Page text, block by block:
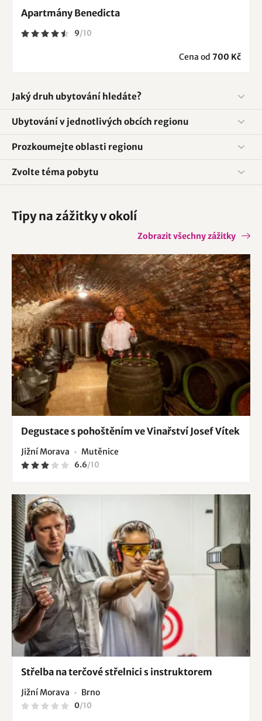
Apartmány Benedicta
9/10
Cena od 700 Kč
Jaký druh ubytování hledáte?
Ubytování v jednotlivých obcích regionu
Prozkoumejte oblasti regionu
Zvolte téma pobytu
Tipy na zážitky v okolí
Zobrazit všechny zážitky
Degustace s pohoštěním ve Vinařství Josef Vítek
Jižní Morava Mutěnice
6.6/10
Střelba na terčové střelnici s instruktorem
Jižní Morava Brno
0/10